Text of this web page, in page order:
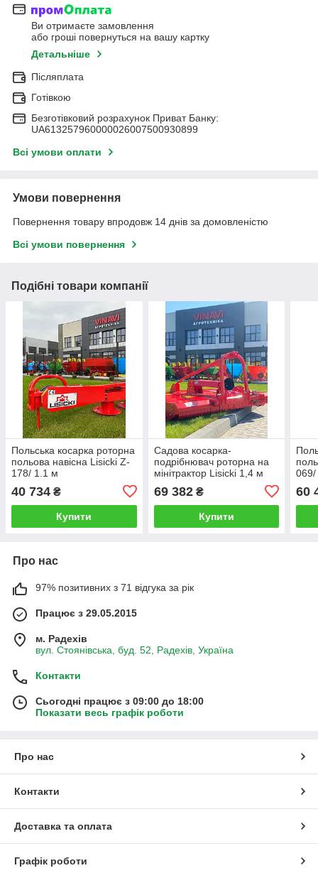
Ви отримаєте замовлення
або гроші повернуться на вашу картку
Детальніше
Післяплата
Готівкою
Безготівковий розрахунок Приват Банку:
UA613257960000026007500930899
Всі умови оплати
Умови повернення
Повернення товару впродовж 14 днів за домовленістю
Всі умови повернення
Подібні товари компанії
Польська косарка роторна
польова навісна Lisicki Z-
178/ 1.1 м
40 734 ₴
Купити
Садова косарка-
подрібнювач роторна на
мінітрактор Lisicki 1,4 м
69 382₴
Купити
60
Про нас
97% позитивних з 71 відгука за рік
Працює з 29.05.2015
м. Радехів
вул. Стоянівська, буд. 52, Радехів, Україна
Контакти
Сьогодні працює з 09:00 до 18:00
Показати весь графік роботи
Про нас
Контакти
Доставка та оплата
Графік роботи